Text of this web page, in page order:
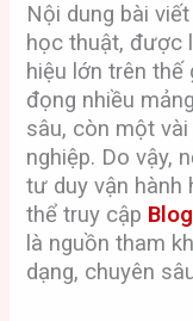
Nội dung bài
học thuật, được
hiệu lớn trên thế
đọng nhiều
sâu, còn một
nghiệp. Do vậy,
tư duy vận hành
thể truy cập
là nguồn tham
dạng, chuyên